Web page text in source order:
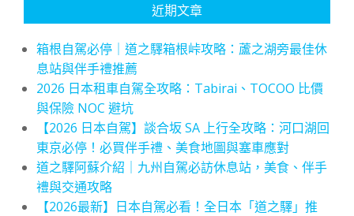
近期文章
箱根自駕必停｜道之驛箱根峠攻略：蘆之湖旁最佳休
息站與伴手禮推薦
2026 日本租車自駕全攻略：Tabirai、TOCOO 比價
與保險 NOC 避坑
【2026 日本自駕】談合坂 SA 上行全攻略：河口湖回
東京必停！必買伴手禮、美食地圖與塞車應對
道之驛阿蘇介紹｜九州自駕必訪休息站，美食、伴手
禮與交通攻略
【2026最新】日本自駕必看！全日本「道之驛」推